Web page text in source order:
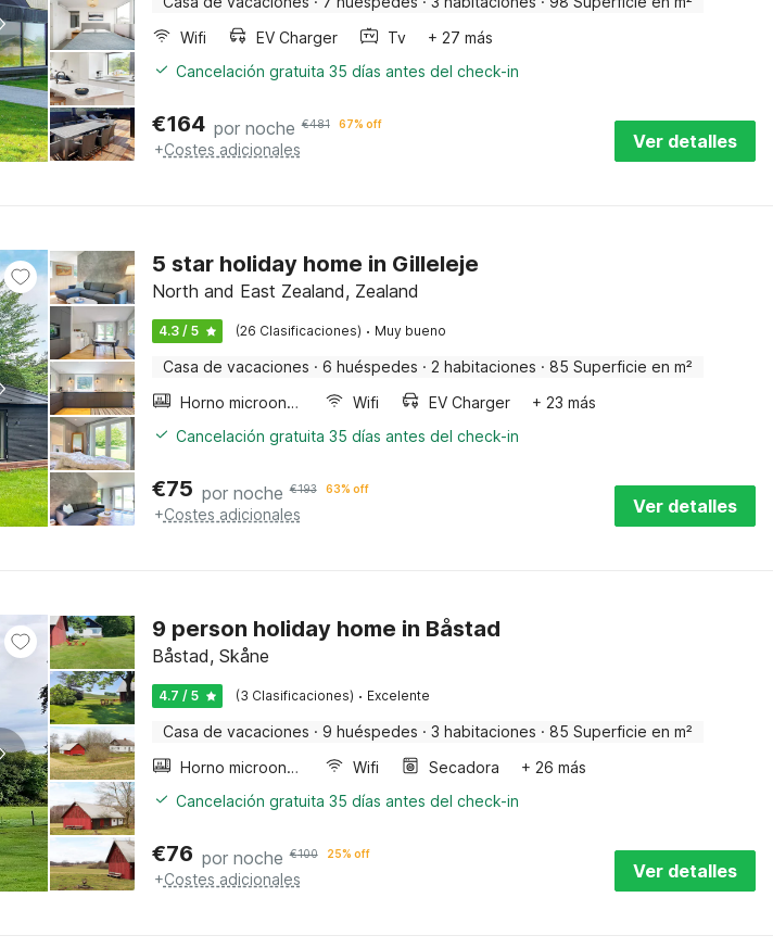
Wifi
EV Charger Tv
+ 27 más
Cancelación gratuita 35 días antes del check-in
€164 por noche €481 67% off
+Costes adicionales Ver detalles
5 star holiday home in Gilleleje
North and East Zealand, Zealand
4.3 / 5 (26 Clasificaciones) · Muy bueno
Casa de vacaciones · 6 huéspedes · 2 habitaciones · 85 Superficie en m²
Horno microondas
Wifi EV Charger
+ 23 más
Cancelación gratuita 35 días antes del check-in
€75 por noche €193 63% off
+Costes adicionales Ver detalles
9 person holiday home in Båstad
Båstad, Skåne
4.7 / 5 (3 Clasificaciones) · Excelente
Casa de vacaciones · 9 huéspedes · 3 habitaciones · 85 Superficie en m²
Horno microondas
Wifi Secadora
+ 26 más
Cancelación gratuita 35 días antes del check-in
€76 por noche €100 25% off
+Costes adicionales Ver detalles